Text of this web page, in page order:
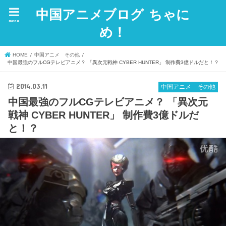
中国アニメブログ ちゃに
め！
menu
HOME
中国アニメ その他
中国最強のフルCGテレビアニメ？ 「異次元戦神 CYBER HUNTER」 制作費3億ドルだと！？
中国アニメ その他
2014.03.11
中国最強のフルCGテレビアニメ？ 「異次元
戦神 CYBER HUNTER」 制作費3億ドルだ
と！？